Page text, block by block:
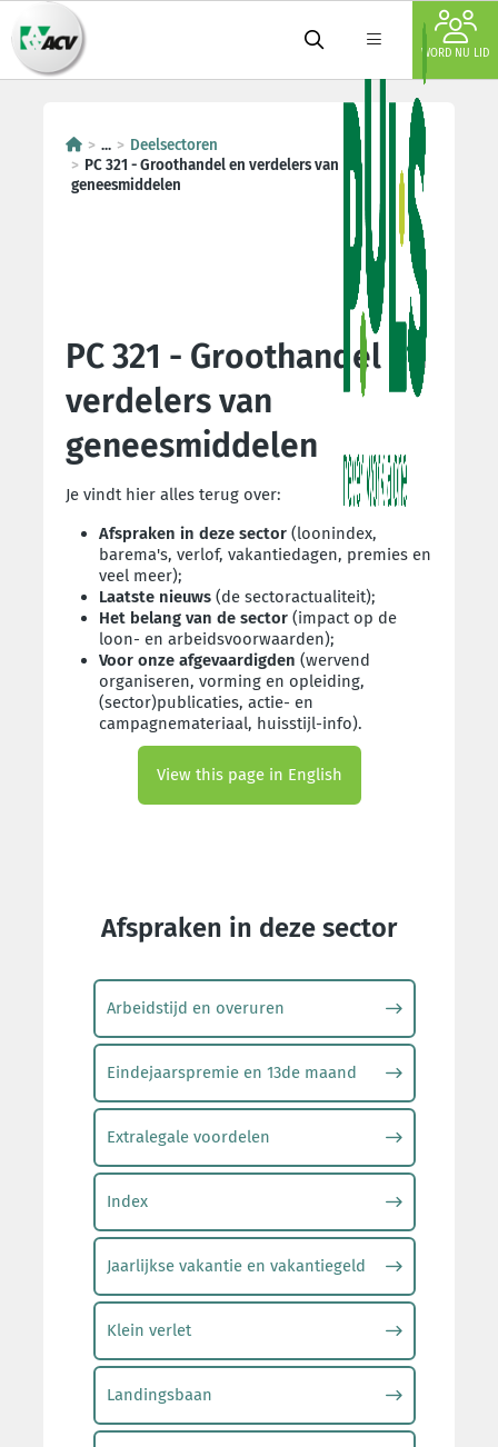
WORD NU LID
...
Deelsectoren
PC 321 - Groothandel en verdelers van
geneesmiddelen
PC 321 - Groothandel en
verdelers van
geneesmiddelen
Je vindt hier alles terug over:
Afspraken in deze sector (loonindex,
barema's, verlof, vakantiedagen, premies en
veel meer);
Laatste nieuws (de sectoractualiteit);
Het belang van de sector (impact op de
loon- en arbeidsvoorwaarden);
Voor onze afgevaardigden (wervend
organiseren, vorming en opleiding,
(sector)publicaties, actie- en
campagnemateriaal, huisstijl-info).
View this page in English
Afspraken in deze sector
Arbeidstijd en overuren
Eindejaarspremie en 13de maand
Extralegale voordelen
Index
Jaarlijkse vakantie en vakantiegeld
Klein verlet
Landingsbaan